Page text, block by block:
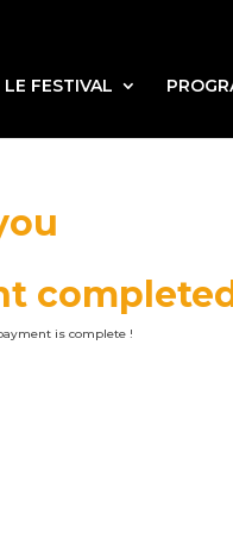
LE FESTIVAL
is complete !